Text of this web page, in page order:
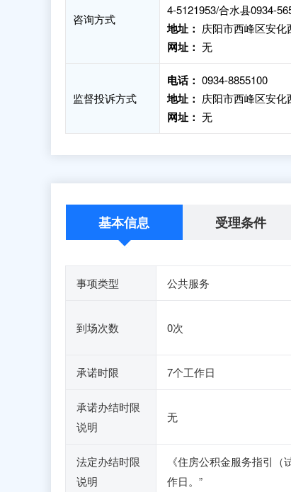
咨询方式
4-5121953/合水县0934-
地址： 庆阳市西峰区安化
网址： 无
监督投诉方式
电话： 0934-8855100
地址： 庆阳市西峰区安
网址： 无
基本信息 受理条件
事项类型 公共服务
到场次数 0次
承诺时限 7个工作日
承诺办结时限
说明
无
法定办结时限
说明
《住房公积金服务指引
作日。”